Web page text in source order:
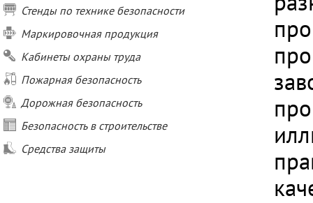
Стенды по технике безопасности
Маркировочная продукция
Кабинеты охраны труда
Пожарная безопасность
Дорожная безопасность
Безопасность в строительстве
Средства защиты